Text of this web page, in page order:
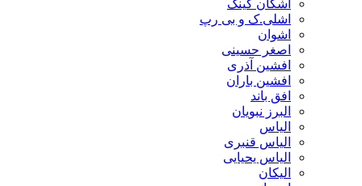
اشکان کینگ
اشلی.ک و بی رپ
اصغر حسینی
افشین آذری
افشین باران
افق باند
البرز نبویان
الیاس قنبرى
الیاس یحیایی